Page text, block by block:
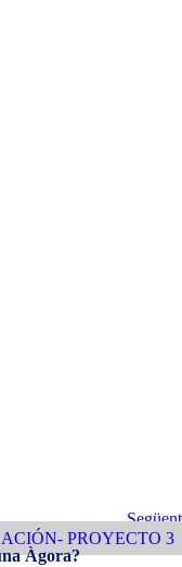
Següent
Entrada
Següent
PROYECTO 3
Àgora?